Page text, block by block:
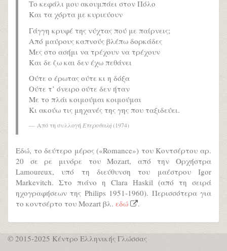
Το κεφάλι μου ακουμπάει στον Πόλο
Και τα χόρτα με κυριεύουν
Γάγγη κρυφέ της νύχτας πού με παίρνεις;
Από μαύρους καπνούς βλέπω δορκάδες
Μες στο ασήμι να τρέχουν να τρέχουν
Και δε ζω και δεν έχω πεθάνει
Ούτε ο έρωτας ούτε κι η δόξα
Ούτε τ’ όνειρο ούτε δεν ήταν
Με το πλάι κοιμούμαι κοιμούμαι
Κι ακούω τις μηχανές της γης που ταξιδεύει.
Από τη συλλογή Ετεροθαλή(1974)
Εδώ, το δεύτερο μέρος («Romance») του Κοντσέρτου αρ.
20 σε ρε μινόρε του Mozart, από την Ορχήστρα
Lamoureux, υπό τη διεύθυνση του μαέστρου Igor
Markevitch. Στο πιάνο η Clara Haskil (από τη σειρά
ηχογραφήσεων της Philips 1951-1960). Περισσότερα για
το κοντσέρτο του Mozart βλ. εδώ .
© 2015-2025 Κέντρο Ελληνικής Γλώσσας